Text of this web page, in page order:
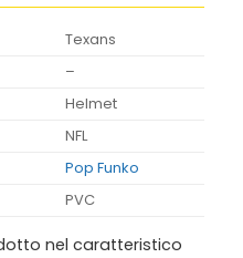
Texans
–
Helmet
NFL
Pop Funko
PVC
nel caratteristico